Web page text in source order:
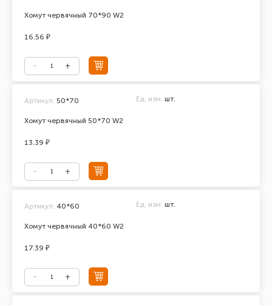
Хомут червячный 70*90 W2
16.56 ₽
Хомут червячный 50*70 W2
Артикул: 50*70 Ед. изм. шт.
13.39 ₽
Хомут червячный 40*60 W2
Артикул: 40*60 Ед. изм. шт.
17.39 ₽